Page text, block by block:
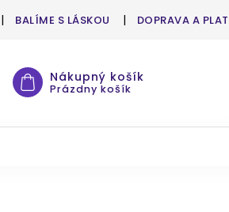
BALÍME S LÁSKOU DOPRAVA A
Nákupný košík
Prázdny košík